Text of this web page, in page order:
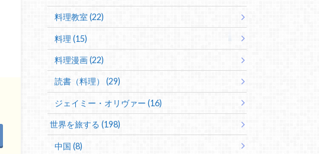
料理教室 (22)
料理 (15)
料理漫画 (22)
読書（料理） (29)
ジェイミー・オリヴァー (16)
世界を旅する (198)
中国 (8)